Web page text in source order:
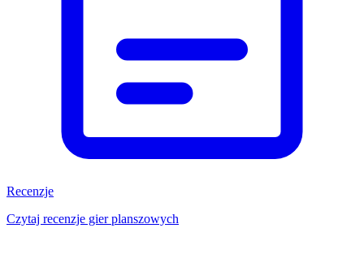
Recenzje
Czytaj recenzje gier planszowych